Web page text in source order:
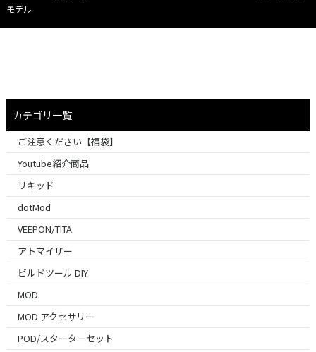
モデル
カテゴリ一覧
ご注意ください【福袋】
Youtube紹介商品
リキッド
dotMod
VEEPON/TITA
アトマイザー
ビルドツール DIY
MOD
MOD アクセサリー
POD/スターターセット